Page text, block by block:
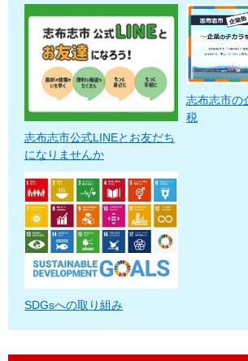
志布志市公式LINEとお友だち
になりませんか
志布志市の
税
SDGsへの取り組み